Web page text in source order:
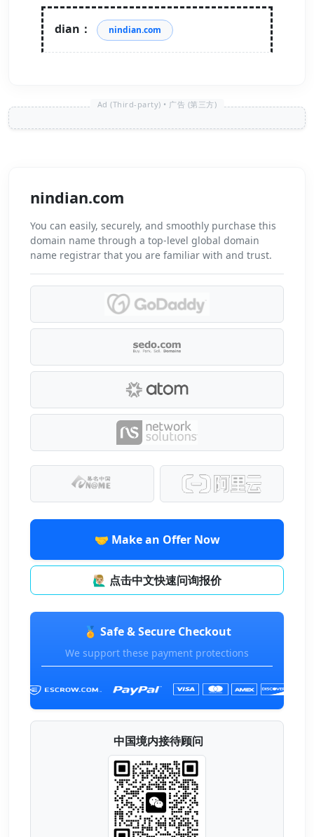
dian： nindian.com
nindian.com
You can easily, securely, and smoothly purchase this
domain name through a top-level global domain
name registrar that you are familiar with and trust.
🤝 Make an Offer Now
🙋🏼‍♂️ 点击中文快速问询报价
🏅 Safe & Secure Checkout
We support these payment protections
中国境内接待顾问